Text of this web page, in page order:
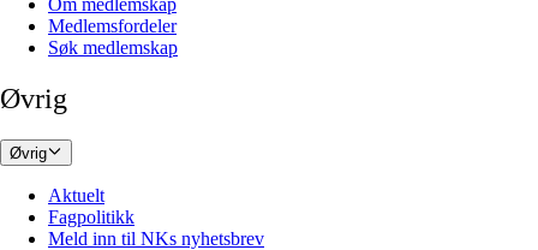
Medlemsfordeler
Søk medlemskap
Øvrig
Øvrig
Aktuelt
Fagpolitikk
Meld inn til NKs nyhetsbrev